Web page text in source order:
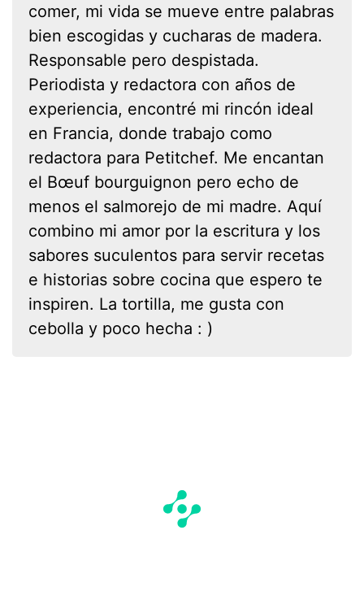
comer, mi vida se mueve entre palabras
bien escogidas y cucharas de madera.
Responsable pero despistada.
Periodista y redactora con años de
experiencia, encontré mi rincón ideal
en Francia, donde trabajo como
redactora para Petitchef. Me encantan
el Bœuf bourguignon pero echo de
menos el salmorejo de mi madre. Aquí
combino mi amor por la escritura y los
sabores suculentos para servir recetas
e historias sobre cocina que espero te
inspiren. La tortilla, me gusta con
cebolla y poco hecha : )